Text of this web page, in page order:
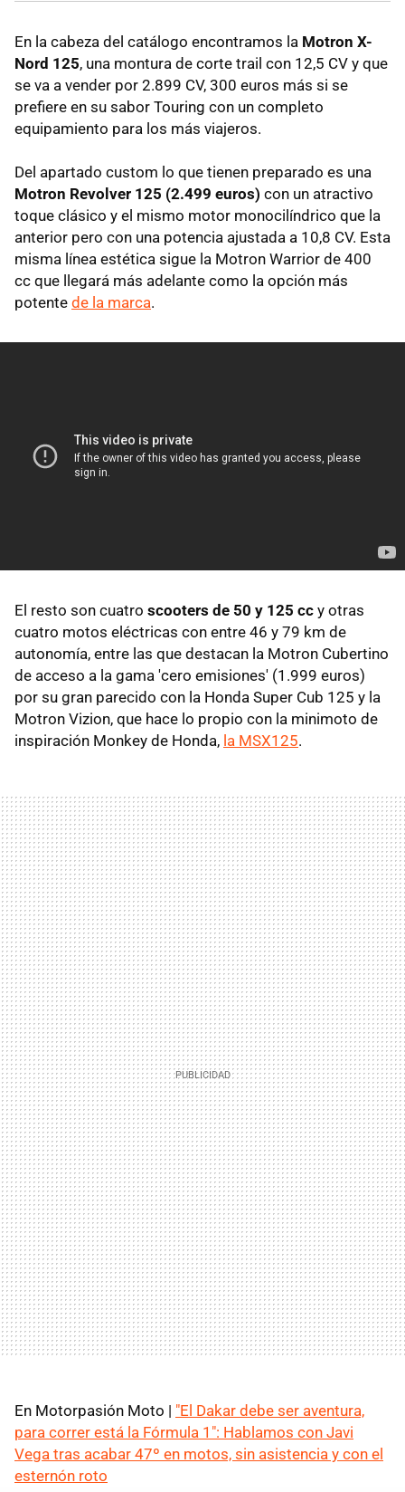
En la cabeza del catálogo encontramos la Motron X-
Nord 125, una montura de corte trail con 12,5 CV y que
se va a vender por 2.899 CV, 300 euros más si se
prefiere en su sabor Touring con un completo
equipamiento para los más viajeros.
Del apartado custom lo que tienen preparado es una
Motron Revolver 125 (2.499 euros) con un atractivo
toque clásico y el mismo motor monocilíndrico que la
anterior pero con una potencia ajustada a 10,8 CV. Esta
misma línea estética sigue la Motron Warrior de 400
cc que llegará más adelante como la opción más
potente de la marca.
El resto son cuatro scooters de 50 y 125 cc y otras
cuatro motos eléctricas con entre 46 y 79 km de
autonomía, entre las que destacan la Motron Cubertino
de acceso a la gama 'cero emisiones' (1.999 euros)
por su gran parecido con la Honda Super Cub 125 y la
Motron Vizion, que hace lo propio con la minimoto de
inspiración Monkey de Honda, la MSX125.
En Motorpasión Moto | "El Dakar debe ser aventura,
para correr está la Fórmula 1": Hablamos con Javi
Vega tras acabar 47º en motos, sin asistencia y con el
esternón roto